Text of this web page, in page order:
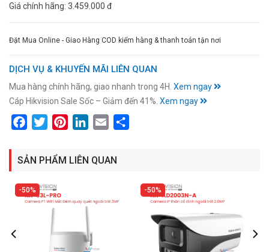
Giá chính hãng: 3.459.000 đ
Đặt Mua Online - Giao Hàng COD kiểm hàng & thanh toán tận nơi
DỊCH VỤ & KHUYẾN MÃI LIÊN QUAN
Mua hàng chính hãng, giao nhanh trong 4H. Xem ngay
Cáp Hikvision Sale Sốc – Giảm đến 41%. Xem ngay
FacebookTwitterPinterestLinkedIn
Email
SẢN PHẨM LIÊN QUAN
50% 50%